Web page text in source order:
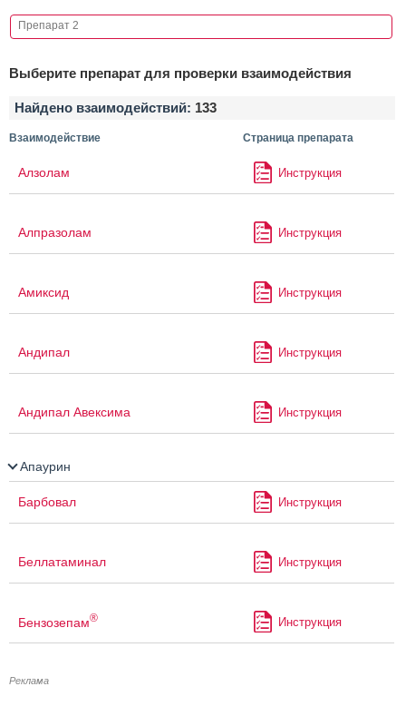
Выберите препарат для проверки взаимодействия
Найдено взаимодействий: 133
Взаимодействие Страница препарата
Алзолам Инструкция
Алпразолам Инструкция
Амиксид Инструкция
Андипал Инструкция
Андипал Авексима Инструкция
Апаурин
Барбовал Инструкция
Беллатаминал Инструкция
Бензозепам® Инструкция
Реклама